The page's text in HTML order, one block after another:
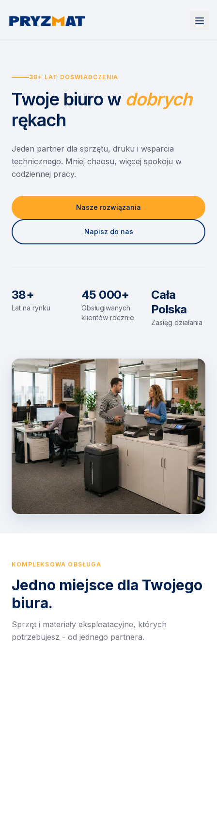
Urządzenia
Drukarki i urządzenia wielofunkcyjne
Etykiety i identyfikacja
Skanery i obieg dokumentów
Monitory interaktywne
Niszczarki dokumentów
Wynajem drukarek
Wynajem urządzeń biurowych
Asystent druku
EZD RP
Misja szkoła
Serwis
O nas
Kontakt
38+ LAT DOŚWIADCZENIA
Twoje biuro w dobrych
rękach
Jeden partner dla sprzętu, druku i wsparcia
technicznego. Mniej chaosu, więcej spokoju w
codziennej pracy.
Nasze rozwiązania
Napisz do nas
38+
Lat na rynku
45 000+
Obsługiwanych
klientów rocznie
Cała
Polska
Zasięg działania
KOMPLEKSOWA OBSŁUGA
Jedno miejsce dla Twojego
biura.
Sprzęt i materiały eksploatacyjne, których
potrzebujesz - od jednego partnera.